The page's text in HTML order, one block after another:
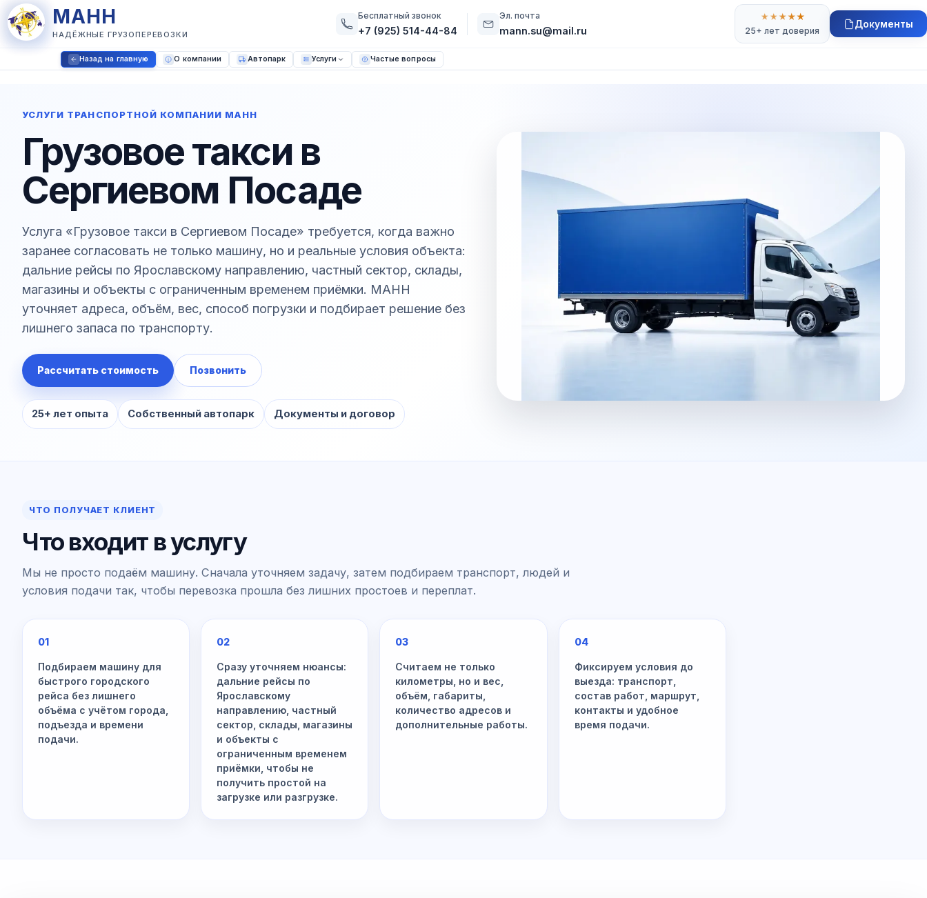
МАНН
НАДЁЖНЫЕ ГРУЗОПЕРЕВОЗКИ
Бесплатный звонок
+7 (925) 514-44-84
Эл. почта
mann.su@mail.ru
★ ★ ★★★
25+ лет доверия
Документы
Назад на главную О компании Автопарк Услуги Частые вопросы
УСЛУГИ ТРАНСПОРТНОЙ КОМПАНИИ МАНН
Грузовое такси в
Сергиевом Посаде
Услуга «Грузовое такси в Сергиевом Посаде» требуется, когда важно
заранее согласовать не только машину, но и реальные условия объекта:
дальние рейсы по Ярославскому направлению, частный сектор, склады,
магазины и объекты с ограниченным временем приёмки. МАНН
уточняет адреса, объём, вес, способ погрузки и подбирает решение без
лишнего запаса по транспорту.
Рассчитать стоимость Позвонить
25+ лет опыта Собственный автопарк Документы и договор
ЧТО ПОЛУЧАЕТ КЛИЕНТ
Что входит в услугу
Мы не просто подаём машину. Сначала уточняем задачу, затем подбираем транспорт, людей и
условия подачи так, чтобы перевозка прошла без лишних простоев и переплат.
01
Подбираем машину для
быстрого городского
рейса без лишнего
объёма с учётом города,
подъезда и времени
подачи.
02
Сразу уточняем нюансы:
дальние рейсы по
Ярославскому
направлению, частный
сектор, склады, магазины
и объекты с
ограниченным временем
приёмки, чтобы не
получить простой на
загрузке или разгрузке.
03
Считаем не только
километры, но и вес,
объём, габариты,
количество адресов и
дополнительные работы.
04
Фиксируем условия до
выезда: транспорт,
состав работ, маршрут,
контакты и удобное
время подачи.